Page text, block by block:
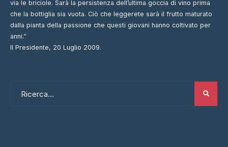
via le briciole. Sarà la persistenza dell’ultima goccia di vino prima
che la bottiglia sia vuota. Ciò che leggerete sarà il frutto maturato
dalla pianta della passione che questi giovani hanno coltivato per
anni.”
Il Presidente, 20 Luglio 2009.